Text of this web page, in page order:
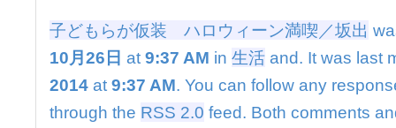
ウ
ィ
ー
ン
満
喫
子どもらが仮装 ハロウィーン満喫／坂出
10月26日 at 9:37 AM in 生活 and. It was last
2014 at 9:37 AM. You can follow any
through the RSS 2.0 feed. Both comments